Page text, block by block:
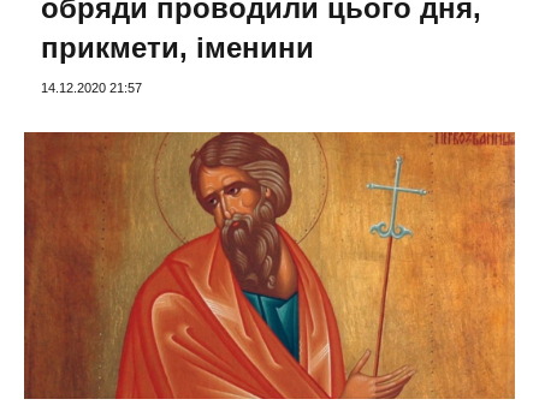
обряди проводили цього дня,
прикмети, іменини
14.12.2020 21:57